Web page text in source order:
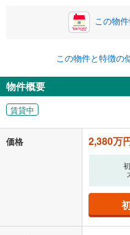
この物
この物件と特徴の
物件概要
賃貸中
価格 2,380万